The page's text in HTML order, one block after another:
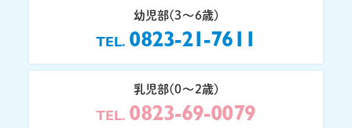
幼児部(3〜6歳)
TEL 0823-21-7611
乳児部(0〜2歳)
TEL 0823-69-0079